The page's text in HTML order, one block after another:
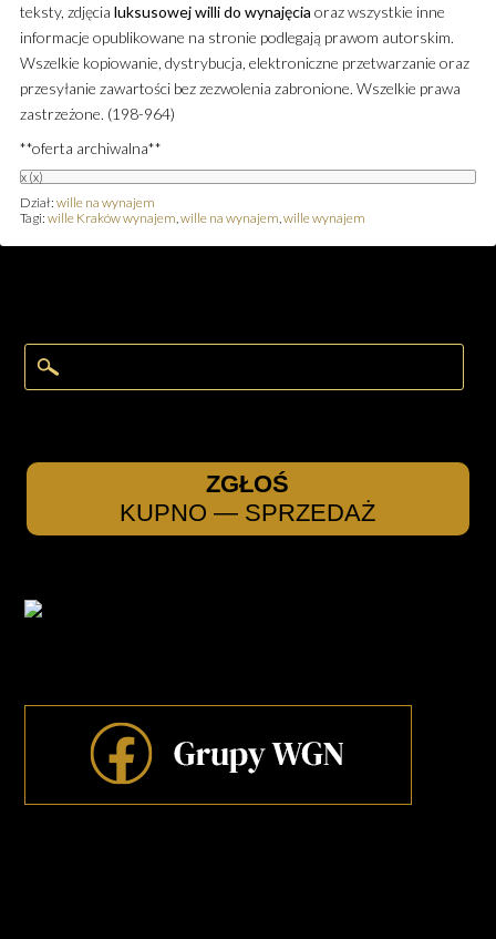
teksty, zdjęcia luksusowejwillido wynajęcia oraz wszystkie inne
informacje opublikowane na stronie podlegają prawom autorskim.
Wszelkie kopiowanie, dystrybucja, elektroniczne przetwarzanie oraz
przesyłanie zawartości bez zezwolenia zabronione. Wszelkie prawa
zastrzeżone. (198-964)
**oferta archiwalna**
x (x)
Dział: wille na wynajem
Tagi: wille Kraków wynajem wille na wynajem wille wynajem
ZGŁOŚ
KUPNO — SPRZEDAŻ